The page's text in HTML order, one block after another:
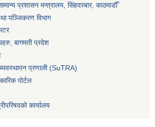
प्रशासन मन्त्रालय, सिंहदरबार, काठमाडौँ
पञ्जिकरण विभाग
बागमती प्रदेश
प्रणाली (SuTRA)
पोर्टल
कार्यालय